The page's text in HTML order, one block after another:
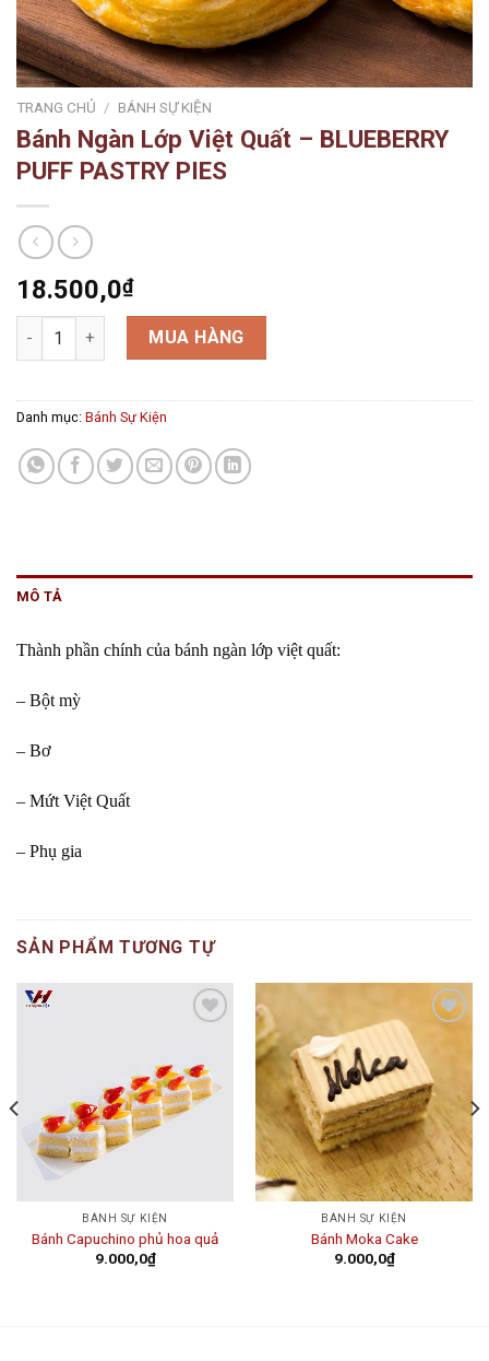
TRANG CHỦ / BÁNH SỰ KIỆN
Bánh Ngàn Lớp Việt Quất – BLUEBERRY
PUFF PASTRY PIES
18.500,0₫
Bánh Ngàn Lớp Việt Quất - BLUEBERRY PUFF PASTRY PIES số
MUA HÀNG
Danh mục: Bánh Sự Kiện
MÔ TẢ
Thành phần chính của bánh ngàn lớp việt quất:
– Bột mỳ
– Bơ
– Mứt Việt Quất
– Phụ gia
SẢN PHẨM TƯƠNG TỰ
BÁNH SỰ KIỆN
Bánh Capuchino phủ hoa quả
9.000,0₫
wishlist
BÁNH SỰ KIỆN
Bánh Moka Cake
9.000,0₫